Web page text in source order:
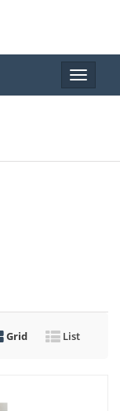
Toggle
Grid List